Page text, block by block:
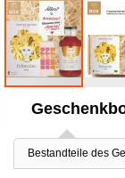
Anfang
Bildergalerie
springenBestandteile des